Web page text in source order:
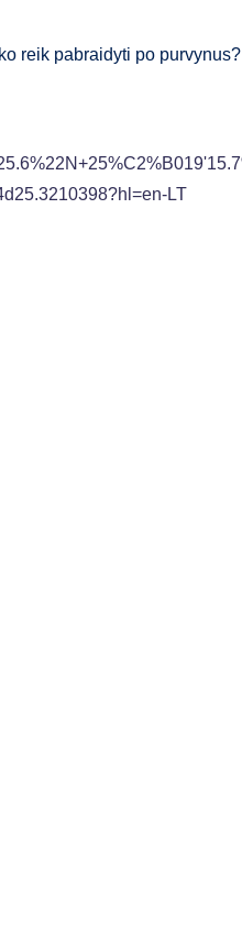
reik pabraidyti po
LT